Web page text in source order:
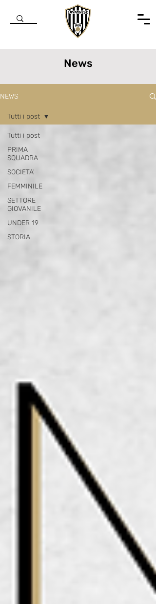
News
NEWS
Tutti i post
PRIMA
SQUADRA
SOCIETA'
FEMMINILE
SETTORE
GIOVANILE
UNDER 19
STORIA
Tutti i post